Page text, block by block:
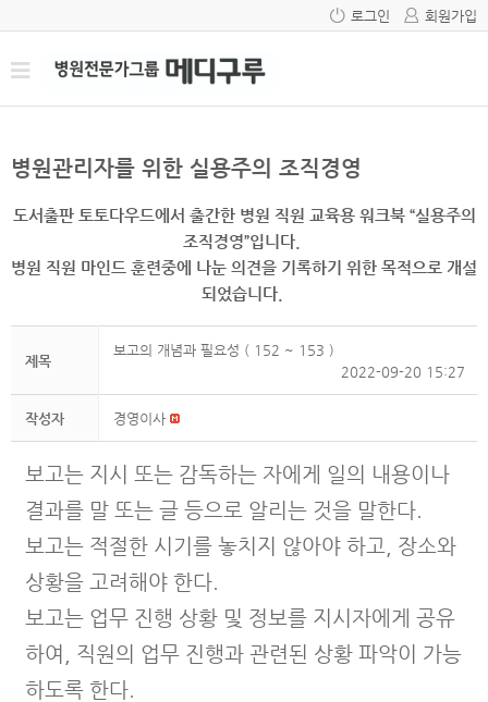
로그인 회원가입
병원관리자를 위한 실용주의 조직경영
도서출판 토토다우드에서 출간한 병원 직원 교육용 워크북 “실용주의
조직경영”입니다.
병원 직원 마인드 훈련중에 나눈 의견을 기록하기 위한 목적으로 개설
되었습니다.
제목
보고의 개념과 필요성 ( 152 ~ 153 )
2022-09-20 15:27
작성자 경영이사
보고는 지시 또는 감독하는 자에게 일의 내용이나
결과를 말 또는 글 등으 로 알리는 것을 말한다.
보고는 적절한 시기를 놓치지 않아야 하고, 장소와
상황을 고려해야 한다.
보고는 업무 진행 상황 및 정보를 지시자에게 공유
하여, 직원의 업무 진행과 관련된 상황 파악이 가능
하도록 한다.